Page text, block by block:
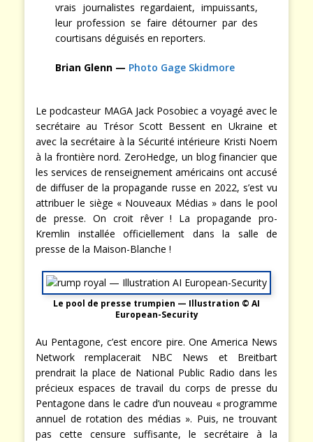
vrais journalistes regardaient, impuissants,
leur profession se faire détourner par des
courtisans déguisés en reporters.
Brian Glenn — Photo Gage Skidmore
Le podcasteur MAGA Jack Posobiec a voyagé avec le
secrétaire au Trésor Scott Bessent en Ukraine et
avec la secrétaire à la Sécurité intérieure Kristi Noem
à la frontière nord. ZeroHedge, un blog financier que
les services de renseignement américains ont accusé
de diffuser de la propagande russe en 2022, s’est vu
attribuer le siège « Nouveaux Médias » dans le pool
de presse. On croit rêver ! La propagande pro-
Kremlin installée officiellement dans la salle de
presse de la Maison-Blanche !
Le pool de presse trumpien — Illustration © AI
European-Security
Au Pentagone, c’est encore pire. One America News
Network remplacerait NBC News et Breitbart
prendrait la place de National Public Radio dans les
précieux espaces de travail du corps de presse du
Pentagone dans le cadre d’un nouveau « programme
annuel de rotation des médias ». Puis, ne trouvant
pas cette censure suffisante, le secrétaire à la